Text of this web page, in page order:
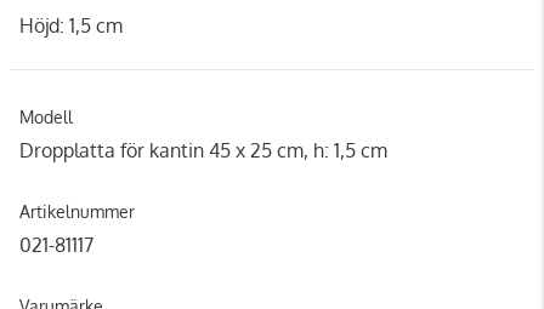
Höjd: 1,5 cm
Modell
Dropplatta för kantin 45 x 25 cm, h: 1,5 cm
Artikelnummer
021-81117